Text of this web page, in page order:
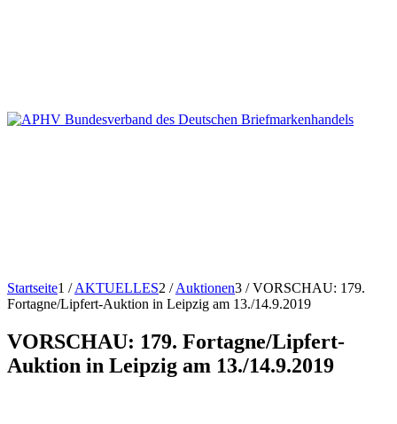
Startseite1 / AKTUELLES2 / Auktionen3 / VORSCHAU: 179.
Fortagne/Lipfert-Auktion in Leipzig am 13./14.9.2019
VORSCHAU: 179. Fortagne/Lipfert-
Auktion in Leipzig am 13./14.9.2019